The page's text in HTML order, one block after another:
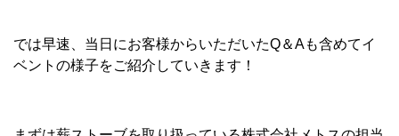
では早速、当日にお客様からいただいたQ＆Aも含めてイ
ベントの様子をご紹介していきます！